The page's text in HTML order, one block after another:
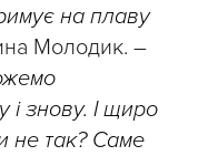
на плаву
Молодик. –
знову. І щиро
не так? Саме